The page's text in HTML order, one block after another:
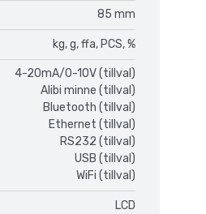
85 mm
kg, g, ffa, PCS, %
4-20mA/0-10V (tillval)
Alibi minne (tillval)
Bluetooth (tillval)
Ethernet (tillval)
RS232 (tillval)
USB (tillval)
WiFi (tillval)
LCD